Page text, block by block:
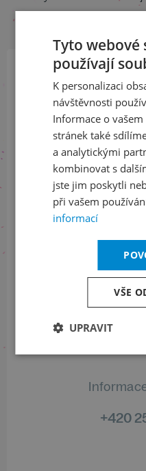
Přihlaste se k
a buďte
Sledujte nás
Informace o
+420
+420
Tyto webové
používají
K personalizaci
návštěvnosti
Informace o
stránek také
a analytickými
kombinovat s
jste jim poskytli
při vašem
informací
VŠE
UPRAVIT